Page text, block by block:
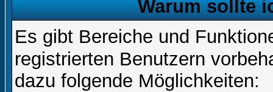
Warum sollte
Es gibt Bereiche und
registrierten Benutzern
dazu folgende Möglichkeiten: